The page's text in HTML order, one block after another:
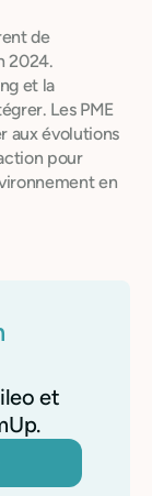
de
2024.
et la
Les PME
aux évolutions
pour
en
et